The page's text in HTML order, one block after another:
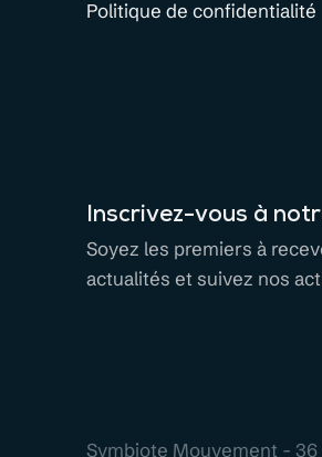
Politique de confidentialité
Inscrivez-vous à
Soyez les premiers à
actualités et suivez nos
Symbiote Mouvement -